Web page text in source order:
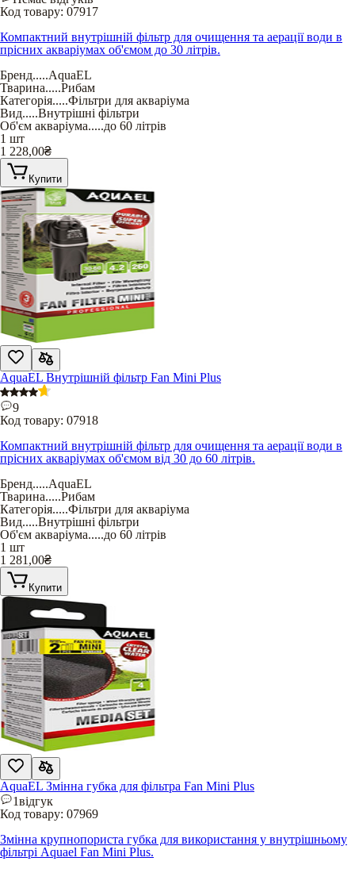
Код товару: 07917
Компактний внутрішній фільтр для очищення та аерації води в
прісних акваріумах об'ємом до 30 літрів.
Бренд.....AquaEL
Тварина.....Рибам
Категорія.....Фільтри для акваріума
Вид.....Внутрішні фільтри
Об'єм акваріума.....до 60 літрів
1 шт
1 228,00₴
Купити
AquaEL Внутрішній фільтр Fan Mini Plus
9
Код товару: 07918
Компактний внутрішній фільтр для очищення та аерації води в
прісних акваріумах об'ємом від 30 до 60 літрів.
Бренд.....AquaEL
Тварина.....Рибам
Категорія.....Фільтри для акваріума
Вид.....Внутрішні фільтри
Об'єм акваріума.....до 60 літрів
1 шт
1 281,00₴
Купити
AquaEL Змінна губка для фільтра Fan Mini Plus
1відгук
Код товару: 07969
Змінна крупнопориста губка для використання у внутрішньому
фільтрі Aquael Fan Mini Plus.